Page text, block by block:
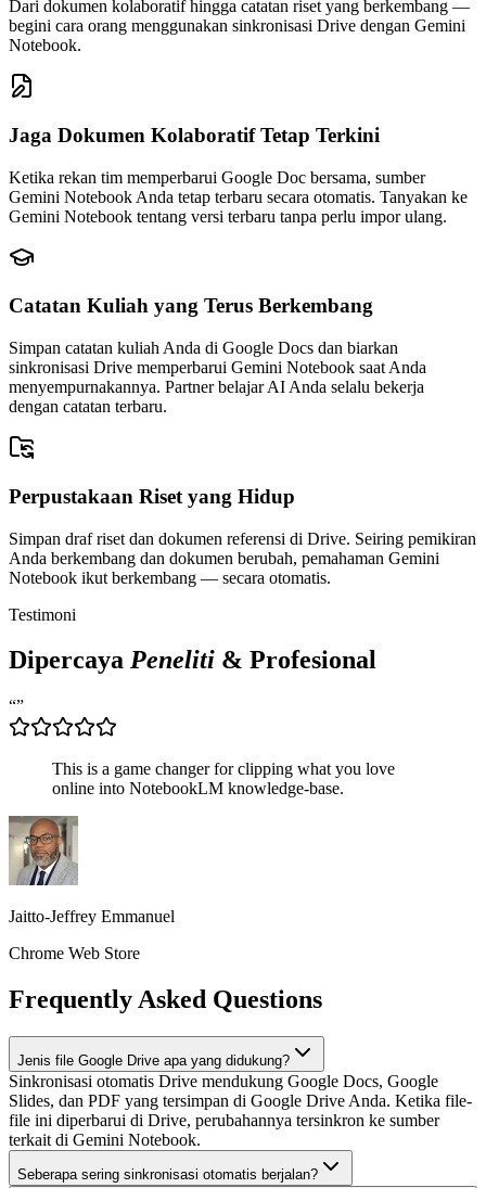
Dari dokumen kolaboratif hingga catatan riset yang berkembang —
begini cara orang menggunakan sinkronisasi Drive dengan Gemini
Notebook.
Jaga Dokumen Kolaboratif Tetap Terkini
Ketika rekan tim memperbarui Google Doc bersama, sumber
Gemini Notebook Anda tetap terbaru secara otomatis. Tanyakan ke
Gemini Notebook tentang versi terbaru tanpa perlu impor ulang.
Catatan Kuliah yang Terus Berkembang
Simpan catatan kuliah Anda di Google Docs dan biarkan
sinkronisasi Drive memperbarui Gemini Notebook saat Anda
menyempurnakannya. Partner belajar AI Anda selalu bekerja
dengan catatan terbaru.
Perpustakaan Riset yang Hidup
Simpan draf riset dan dokumen referensi di Drive. Seiring pemikiran
Anda berkembang dan dokumen berubah, pemahaman Gemini
Notebook ikut berkembang — secara otomatis.
Testimoni
Dipercaya Peneliti & Profesional
“”
This is a game changer for clipping what you love
online into NotebookLM knowledge-base.
Jaitto-Jeffrey Emmanuel
Chrome Web Store
Frequently Asked Questions
Jenis file Google Drive apa yang didukung?
Sinkronisasi otomatis Drive mendukung Google Docs, Google
Slides, dan PDF yang tersimpan di Google Drive Anda. Ketika file-
file ini diperbarui di Drive, perubahannya tersinkron ke sumber
terkait di Gemini Notebook.
Seberapa sering sinkronisasi otomatis berjalan?